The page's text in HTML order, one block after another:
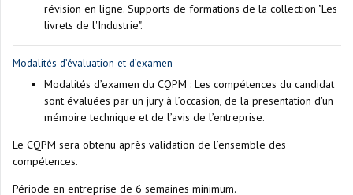
révision en ligne. Supports de formations de la collection "Les
livrets de l'Industrie".
Modalités d’évaluation et d’examen
Modalités d’examen du CQPM : Les compétences du candidat
sont évaluées par un jury à l’occasion, de la presentation d'un
mémoire technique et de l’avis de l’entreprise.
Le CQPM sera obtenu après validation de l’ensemble des
compétences.
Période en entreprise de 6 semaines minimum.